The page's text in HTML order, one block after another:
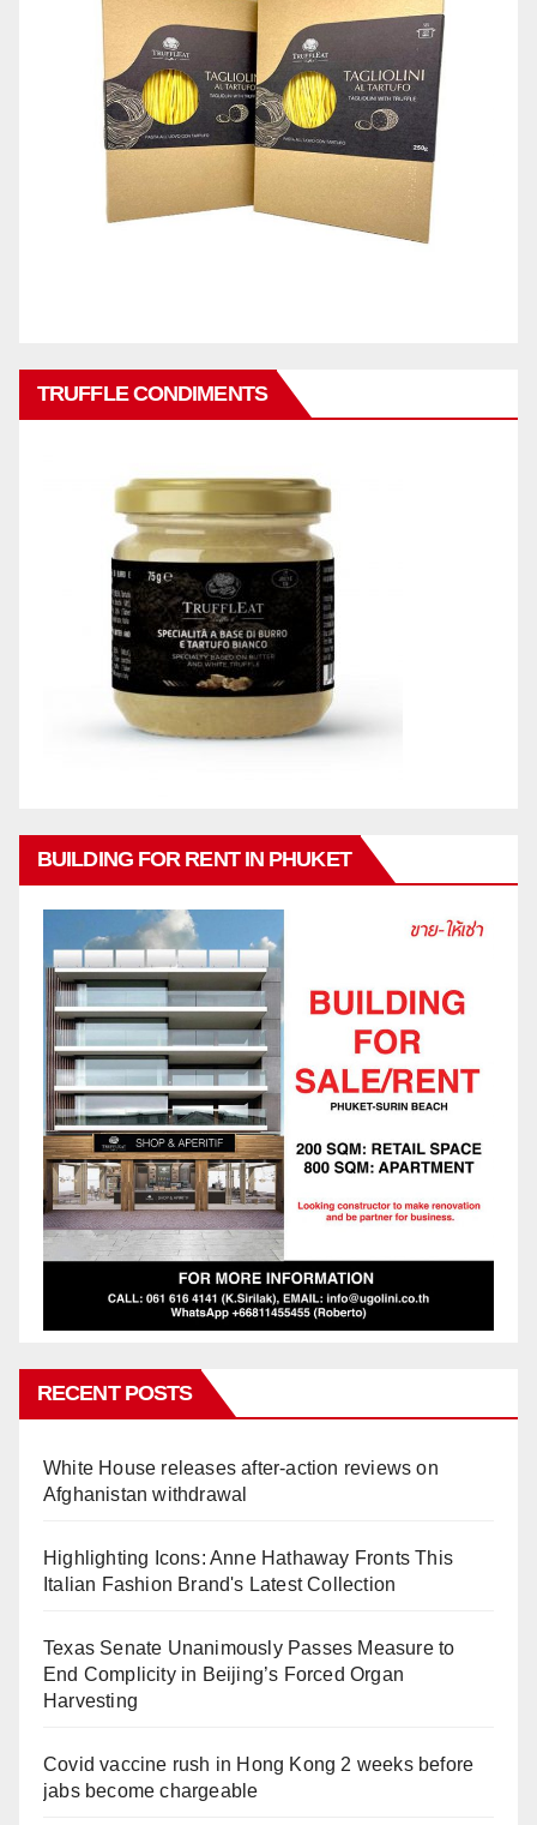
TRUFFLE CONDIMENTS
BUILDING FOR RENT IN PHUKET
RECENT POSTS
White House releases after-action reviews on
Afghanistan withdrawal
Highlighting Icons: Anne Hathaway Fronts This
Italian Fashion Brand's Latest Collection
Texas Senate Unanimously Passes Measure to
End Complicity in Beijing’s Forced Organ
Harvesting
Covid vaccine rush in Hong Kong 2 weeks before
jabs become chargeable